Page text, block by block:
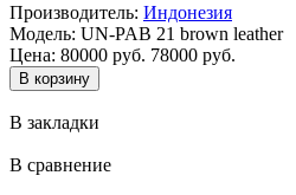
Производитель: Индонезия
Модель: UN-PAB 21 brown leather
Цена: 80000 руб. 78000 руб.
В закладки
В сравнение